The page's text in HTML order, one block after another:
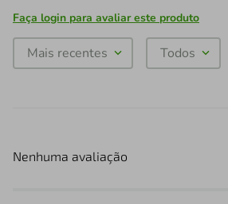
Faça login para avaliar este produto
Mais recentes Todos
Nenhuma avaliação